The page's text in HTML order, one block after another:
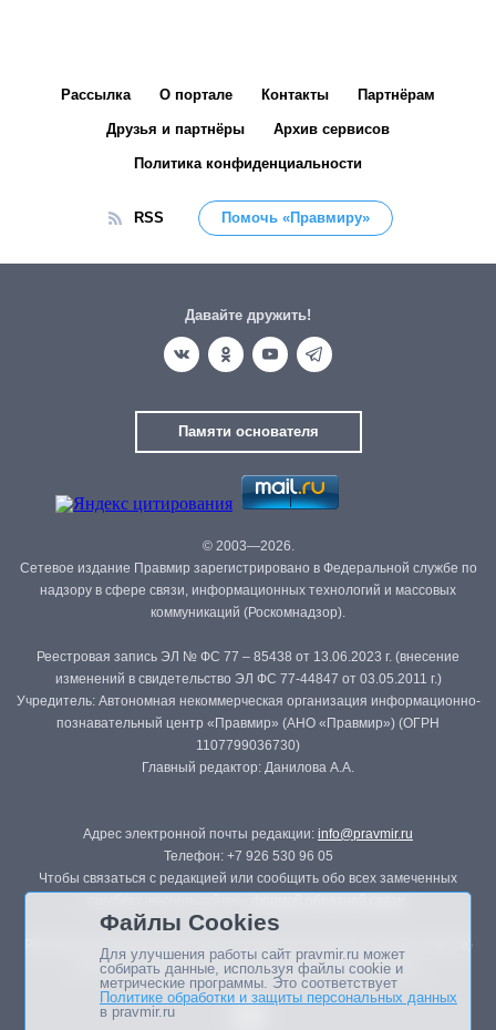
Рассылка О портале Контакты Партнёрам
Друзья и партнёры Архив сервисов
Политика конфиденциальности
RSS Помочь «Правмиру»
Давайте дружить!
Памяти основателя
© 2003—2026.
Сетевое издание Правмир зарегистрировано в Федеральной службе по
надзору в сфере связи, информационных технологий и массовых
коммуникаций (Роскомнадзор).
Реестровая запись ЭЛ № ФС 77 – 85438 от 13.06.2023 г. (внесение
изменений в свидетельство ЭЛ ФС 77-44847 от 03.05.2011 г.)
Учредитель: Автономная некоммерческая организация информационно-
познавательный центр «Правмир» (АНО «Правмир») (ОГРН
1107799036730)
Главный редактор: Данилова А.А.
Адрес электронной почты редакции: info@pravmir.ru
Телефон: +7 926 530 96 05
Чтобы связаться с редакцией или сообщить обо всех замеченных
Републикация материалов сайта в печатных изданиях (книгах, прессе)
возможна только с письменного разрешения редакции.
Файлы Cookies
Для улучшения работы сайт pravmir.ru может
собирать данные, используя файлы cookie и
метрические программы. Это соответствует
Политике обработки и защиты персональных данных
в pravmir.ru